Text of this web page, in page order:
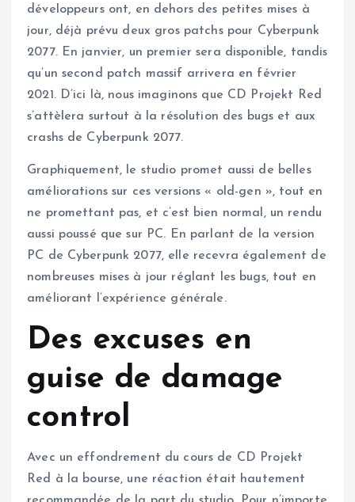
développeurs ont, en dehors des petites mises à
jour, déjà prévu deux gros patchs pour Cyberpunk
2077. En janvier, un premier sera disponible, tandis
qu’un second patch massif arrivera en février
2021. D’ici là, nous imaginons que CD Projekt Red
s’attèlera surtout à la résolution des bugs et aux
crashs de Cyberpunk 2077.
Graphiquement, le studio promet aussi de belles
améliorations sur ces versions « old-gen », tout en
ne promettant pas, et c’est bien normal, un rendu
aussi poussé que sur PC. En parlant de la version
PC de Cyberpunk 2077, elle recevra également de
nombreuses mises à jour réglant les bugs, tout en
améliorant l’expérience générale.
Des excuses en
guise de damage
control
Avec un effondrement du cours de CD Projekt
Red à la bourse, une réaction était hautement